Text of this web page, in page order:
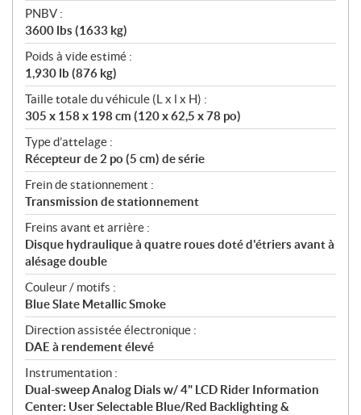
PNBV :
3600 lbs (1633 kg)
Poids à vide estimé :
1,930 lb (876 kg)
Taille totale du véhicule (L x l x H) :
305 x 158 x 198 cm (120 x 62,5 x 78 po)
Type d’attelage :
Récepteur de 2 po (5 cm) de série
Frein de stationnement :
Transmission de stationnement
Freins avant et arrière :
Disque hydraulique à quatre roues doté d'étriers avant à
alésage double
Couleur / motifs :
Blue Slate Metallic Smoke
Direction assistée électronique :
DAE à rendement élevé
Instrumentation :
Dual-sweep Analog Dials w/ 4" LCD Rider Information
Center: User Selectable Blue/Red Backlighting &